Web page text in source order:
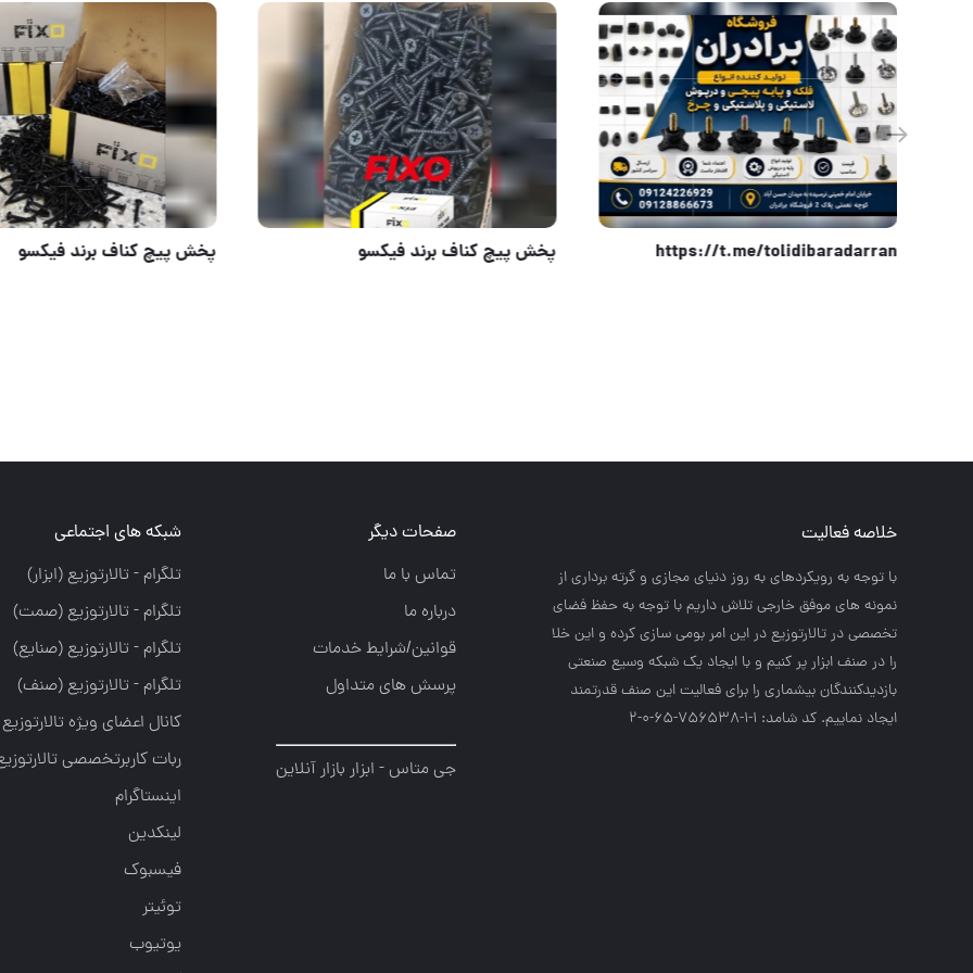
# فرقون پروفیلی بدون چرخ کاراکس https://t.me/tolidibaradarran پخش پیچ کناف برند فیکسو
خلاصه فعالیت
با توجه به رويكردهاي به روز دنياي مجازي و گرته برداري از
نمونه هاي موفق خارجي تلاش داريم با توجه به حفظ فضاي
تخصصي در تالارتوزيع در اين امر بومي سازي كرده و اين خلا
را در صنف ابزار پر كنيم و با ايجاد يك شبكه وسيع صنعتي
بازديدكنندگان بيشماري را براي فعاليت اين صنف قدرتمند
ايجاد نماييم. کد شامد: 1-1-756538-65-0-2
صفحات دیگر
تماس با ما
درباره ما
قوانین/شرایط خدمات
پرسش های متداول
جی متاس - ابزار بازار آنلاین
شبکه های اجتماعی
تلگرام - تالارتوزيع (ابزار)
تلگرام - تالارتوزيع (صمت)
تلگرام - تالارتوزيع (صنايع)
تلگرام - تالارتوزیع (صنف)
کانال اعضای ویژه تالارتوزیع
ربات کاربرتخصصی
اینستاگرام
لینکدین
فیسبوک
توئیتر
یوتیوب